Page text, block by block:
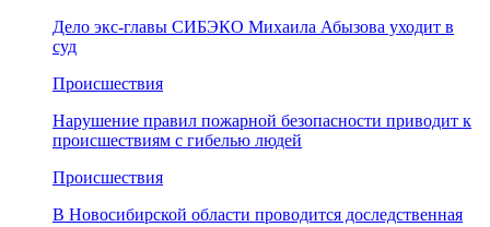
Дело экс-главы СИБЭКО Михаила Абызова уходит в
суд
Происшествия
Нарушение правил пожарной безопасности приводит к
происшествиям с гибелью людей
Происшествия
В Новосибирской области проводится доследственная